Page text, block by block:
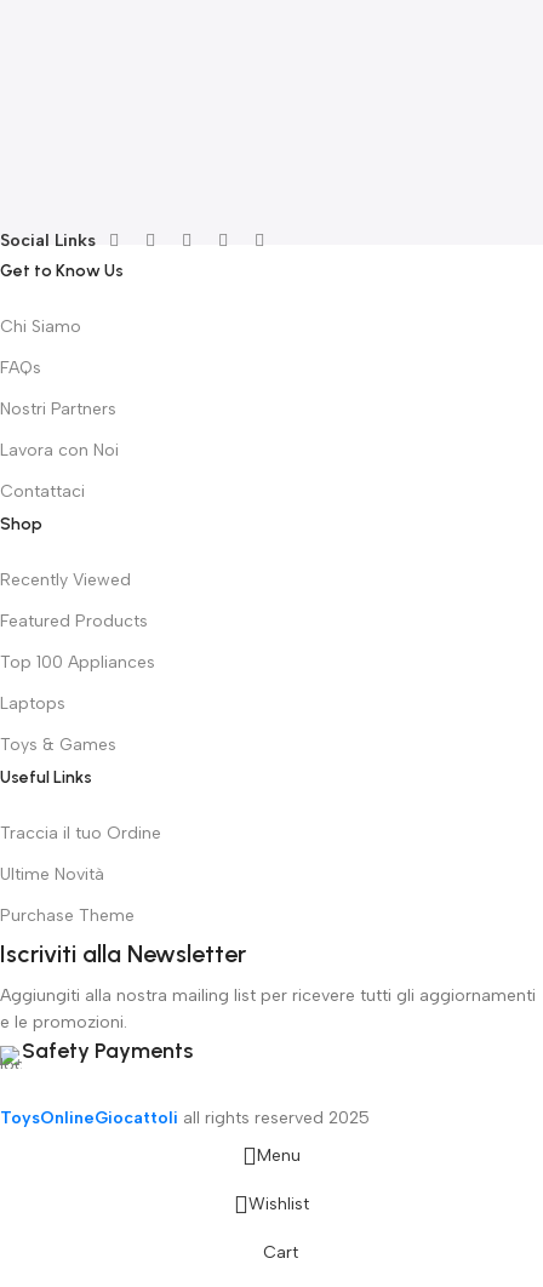
Social Links
Get to Know Us
Chi Siamo
FAQs
Nostri Partners
Lavora con Noi
Contattaci
Shop
Recently Viewed
Featured Products
Top 100 Appliances
Laptops
Toys & Games
Useful Links
Traccia il tuo Ordine
Ultime Novità
Purchase Theme
Iscriviti alla Newsletter
Aggiungiti alla nostra mailing list per ricevere tutti gli aggiornamenti
e le promozioni.
Safety Payments
ToysOnlineGiocattoli all rights reserved 2025
Menu
Wishlist
Cart